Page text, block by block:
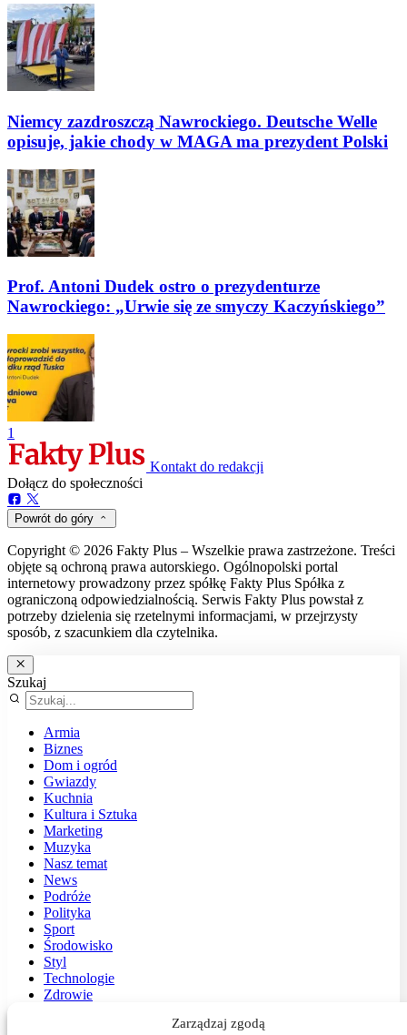
Zarządzaj zgodą
Niemcy zazdroszczą Nawrockiego. Deutsche Welle
opisuje, jakie chody w MAGA ma prezydent Polski
Prof. Antoni Dudek ostro o prezydenturze
Nawrockiego: „Urwie się ze smyczy Kaczyńskiego”
1
Kontakt do redakcji
Dołącz do społeczności
Powrót do góry
Copyright © 2026 Fakty Plus – Wszelkie prawa zastrzeżone. Treści
objęte są ochroną prawa autorskiego. Ogólnopolski portal
internetowy prowadzony przez spółkę Fakty Plus Spółka z
ograniczoną odpowiedzialnością. Serwis Fakty Plus powstał z
potrzeby dzielenia się rzetelnymi informacjami, w przejrzysty
sposób, z szacunkiem dla czytelnika.
Szukaj
Armia
Biznes
Dom i ogród
Gwiazdy
Kuchnia
Kultura i Sztuka
Marketing
Muzyka
Nasz temat
News
Podróże
Polityka
Sport
Środowisko
Styl
Technologie
Zdrowie